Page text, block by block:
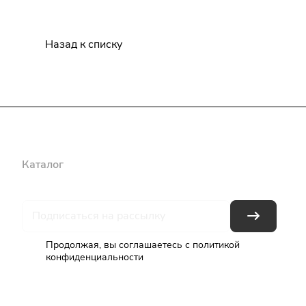
Назад к списку
Каталог
Продолжая, вы соглашаетесь с политикой
конфиденциальности